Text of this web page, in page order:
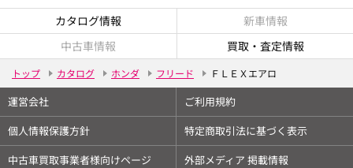
カタログ情報
新車情報
中古車情報
買取・査定情報
トップ カタログ ホンダ フリード ＦＬＥＸエアロ
運営会社
ご利用規約
個人情報保護方針
特定商取引法に基づく表示
中古車買取事業者様向けページ
外部メディア 掲載情報